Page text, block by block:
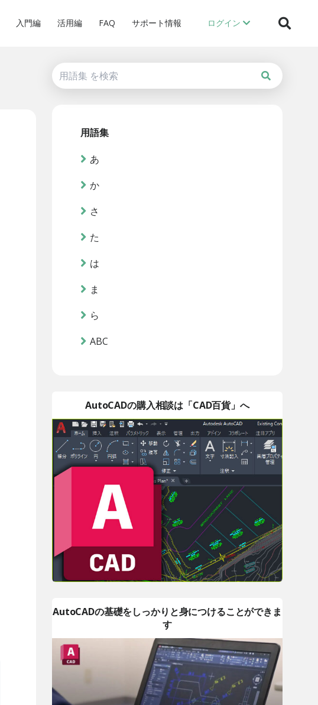
入門編 活用編 FAQ サポート情報 ログイン
用語集
あ
か
さ
た
は
ま
ら
ABC
AutoCADの購入相談は「CAD百貨」へ
AutoCADの基礎をしっかりと身につけることができま
す